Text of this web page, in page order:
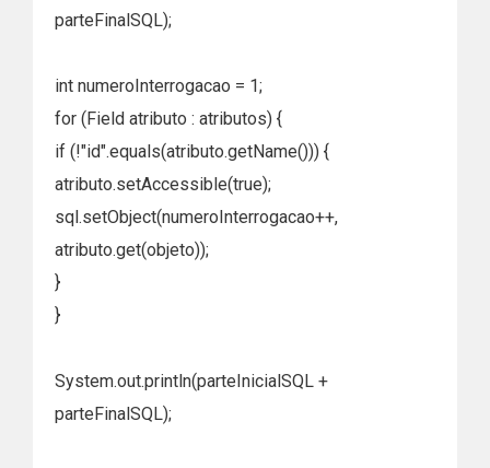
parteFinalSQL);
int numeroInterrogacao = 1;
for (Field atributo : atributos) {
if (!"id".equals(atributo.getName())) {
atributo.setAccessible(true);
sql.setObject(numeroInterrogacao++,
atributo.get(objeto));
}
}
System.out.println(parteInicialSQL +
parteFinalSQL);